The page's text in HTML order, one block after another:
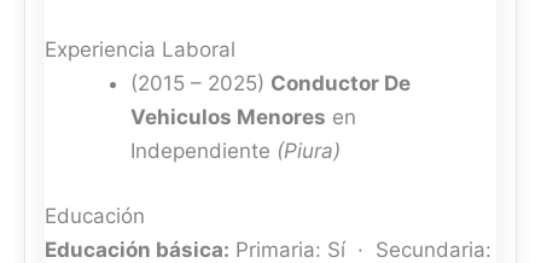
Experiencia Laboral
(2015 – 2025) Conductor De
Vehiculos Menores en
Independiente (Piura)
Educación
Educación básica: Primaria: Sí · Secundaria: